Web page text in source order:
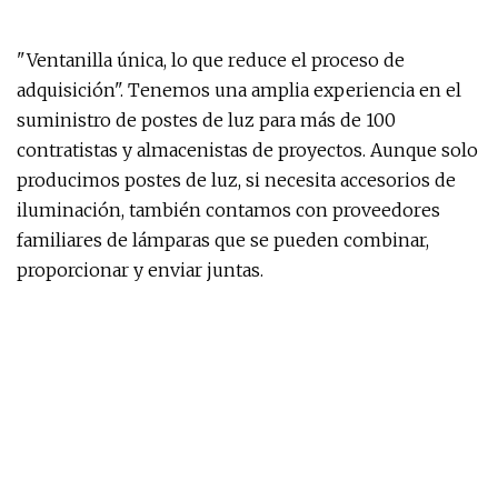
"Ventanilla única, lo que reduce el proceso de
adquisición". Tenemos una amplia experiencia en el
suministro de postes de luz para más de 100
contratistas y almacenistas de proyectos. Aunque solo
producimos postes de luz, si necesita accesorios de
iluminación, también contamos con proveedores
familiares de lámparas que se pueden combinar,
proporcionar y enviar juntas.